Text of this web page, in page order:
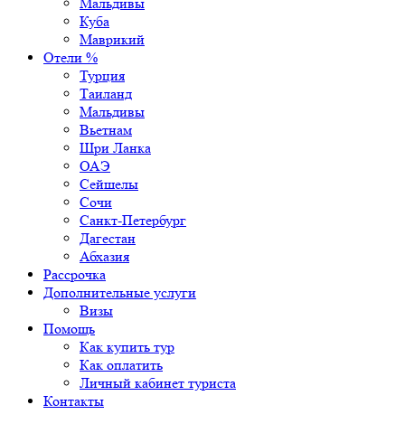
Мальдивы
Куба
Маврикий
Отели %
Турция
Таиланд
Мальдивы
Вьетнам
Шри Ланка
ОАЭ
Сейшелы
Сочи
Санкт-Петербург
Дагестан
Абхазия
Рассрочка
Дополнительные услуги
Визы
Помощь
Как купить тур
Как оплатить
Личный кабинет туриста
Контакты